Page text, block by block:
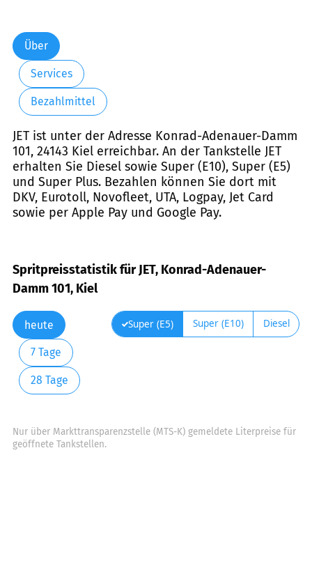
Über
Services
Bezahlmittel
JET ist unter der Adresse Konrad-Adenauer-Damm
101, 24143 Kiel erreichbar. An der Tankstelle JET
erhalten Sie Diesel sowie Super (E10), Super (E5)
und Super Plus. Bezahlen können Sie dort mit
DKV, Eurotoll, Novofleet, UTA, Logpay, Jet Card
sowie per Apple Pay und Google Pay.
Spritpreisstatistik für JET, Konrad-Adenauer-
Damm 101, Kiel
heute
7 Tage
28 Tage
Super (E5) Super (E10) Diesel
Nur über Markttransparenzstelle (MTS-K) gemeldete Literpreise für
geöffnete Tankstellen.